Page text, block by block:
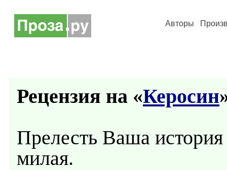
Авторы
Рецензия на «Керосин
Прелесть Ваша история
милая.